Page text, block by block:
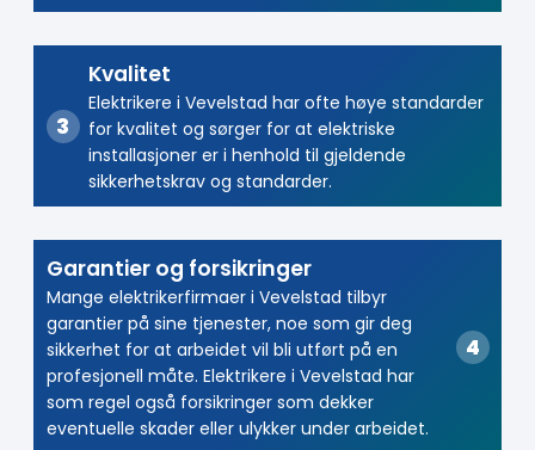
Kvalitet
Elektrikere i Vevelstad har ofte høye standarder
for kvalitet og sørger for at elektriske
installasjoner er i henhold til gjeldende
sikkerhetskrav og standarder.
Garantier og forsikringer
Mange elektrikerfirmaer i Vevelstad tilbyr
garantier på sine tjenester, noe som gir deg
sikkerhet for at arbeidet vil bli utført på en
profesjonell måte. Elektrikere i Vevelstad har
som regel også forsikringer som dekker
eventuelle skader eller ulykker under arbeidet.